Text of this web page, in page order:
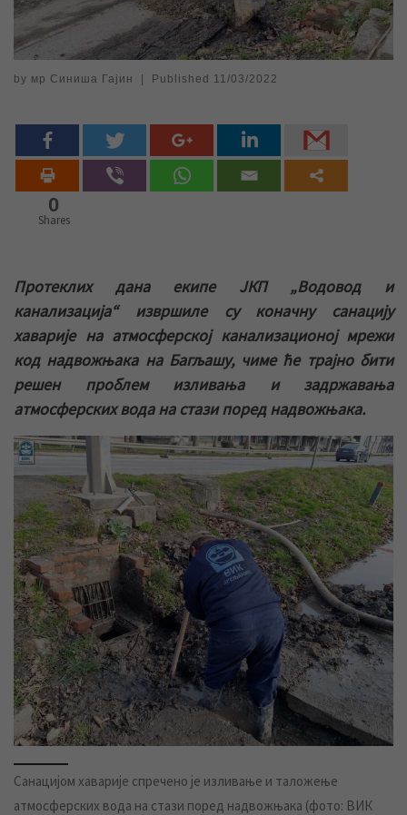
by мр Синиша Гајин Published 11/03/2022
0
Shares
Протеклих дана екипе ЈКП „Водовод и
канализација“ извршиле су коначну санацију
хаварије на атмосферској канализационој мрежи
код надвожњака на Багљашу, чиме ће трајно бити
решен проблем изливања и задржавања
атмосферских вода на стази поред надвожњака.
Санацијом хаварије спречено је изливање и таложење
атмосферских вода на стази поред надвожњака (фото: ВИК